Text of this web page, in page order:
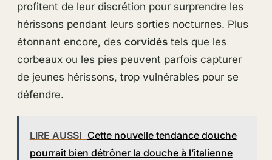
profitent de leur discrétion pour surprendre les
hérissons pendant leurs sorties nocturnes. Plus
étonnant encore, des corvidéstels que les
corbeaux ou les pies peuvent parfois capturer
de jeunes hérissons, trop vulnérables pour se
défendre.
LIRE AUSSI Cette nouvelle tendance douche
pourrait bien détrôner la douche à l’italienne